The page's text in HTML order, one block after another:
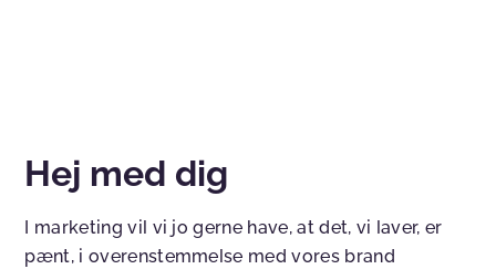
Hej med dig
I marketing vil vi jo gerne have, at det, vi laver, er
pænt, i overenstemmelse med vores brand